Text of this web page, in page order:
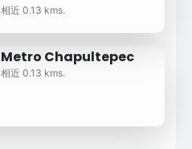
相近 0.13 kms.
Metro Chapultepec
相近 0.13 kms.